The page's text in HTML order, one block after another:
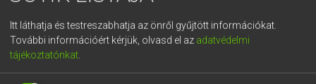
KERESÉS
Díjmentes angol szótár
Itt láthatja és testreszabhatja az önről gyűjtött információkat.
További információért kérjük, olvasd el az adatvédelmi
tájékoztatónkat
5 6 7 8 9 ö ü ó